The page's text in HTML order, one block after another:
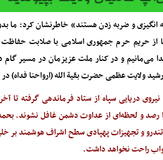
انگیزی و ضربه زدن هستند» خاطرنشان کرد: ما
تا از حریم حرم جمهوری اسلامی با صلابت
می‌مانیم و در کنار ملت عزیزمان در مسیر
ولایت عظمی حضرت بقیة الله (ارواحنا فداه)
دریایی سپاه از ستاد فرماندهی گرفته تا
رصد و لحظه‌ای از عداوت دشمن غافل نشوند.
و تجهیزات پهپادی سطح اشراف هوشمند بر
راحت نخواهد داشت.